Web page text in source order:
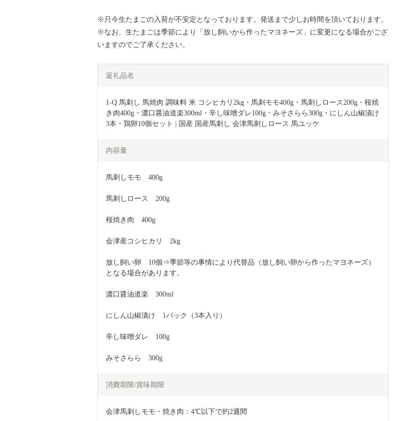
※只今生たまごの入荷が不安定となっております。発送まで少しお時間を頂いております。
※なお、生たまごは季節により「放し飼いから作ったマヨネーズ」に変更になる場合がござ
いますのでご了承ください。
返礼品名
1-Q 馬刺し 馬焼肉 調味料 米 コシヒカリ2kg・馬刺モモ400g・馬刺しロース200g・桜焼
き肉400g・濃口醤油道楽300ml・辛し味噌ダレ100g・みそさらら300g・にしん山椒漬け
3本・鶏卵10個セット | 国産 国産馬刺し 会津馬刺しロース 馬ユッケ
内容量
馬刺しモモ　400g
馬刺しロース　200g
桜焼き肉　400g
会津産コシヒカリ　2kg
放し飼い卵　10個⇒季節等の事情により代替品（放し飼い卵から作ったマヨネーズ）
となる場合があります。
濃口醤油道楽　300ml
にしん山椒漬け　1パック（3本入り）
辛し味噌ダレ　100g
みそさらら　300g
消費期限/賞味期限
会津馬刺しモモ・焼き肉：4℃以下で約2週間